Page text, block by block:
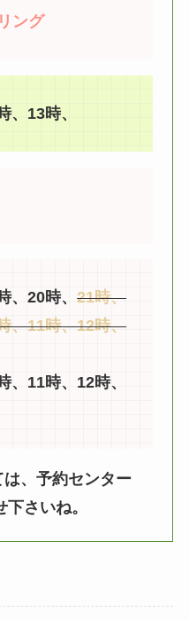
ング
、13時、
、20時、21時、
、11時、12時、
、11時、12時、
、予約センター
さいね。